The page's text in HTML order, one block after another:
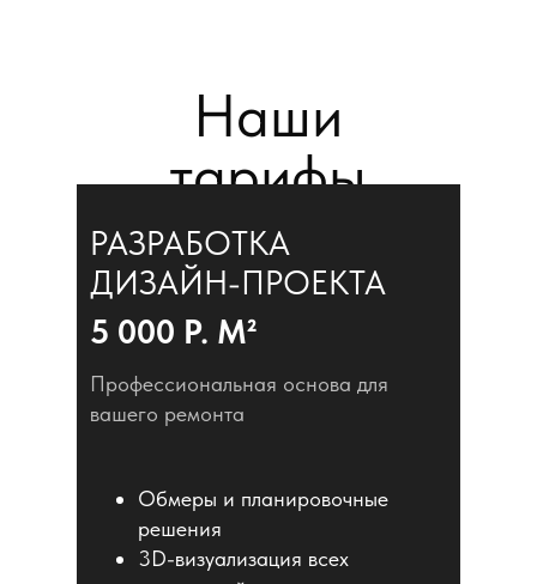
Наши
тарифы
РАЗРАБОТКА
ДИЗАЙН-ПРОЕКТА
Профессиональная основа для
вашего ремонта
Обмеры и планировочные
решения
3D-визуализация всех
5 000 Р. М²